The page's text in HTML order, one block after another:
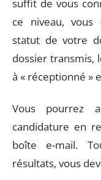
suffit de vous
ce niveau, vous
statut de votre
dossier transmis,
à « réceptionné »
Vous pourrez
candidature en
boîte e-mail.
résultats, vous